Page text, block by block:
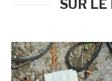
SUR